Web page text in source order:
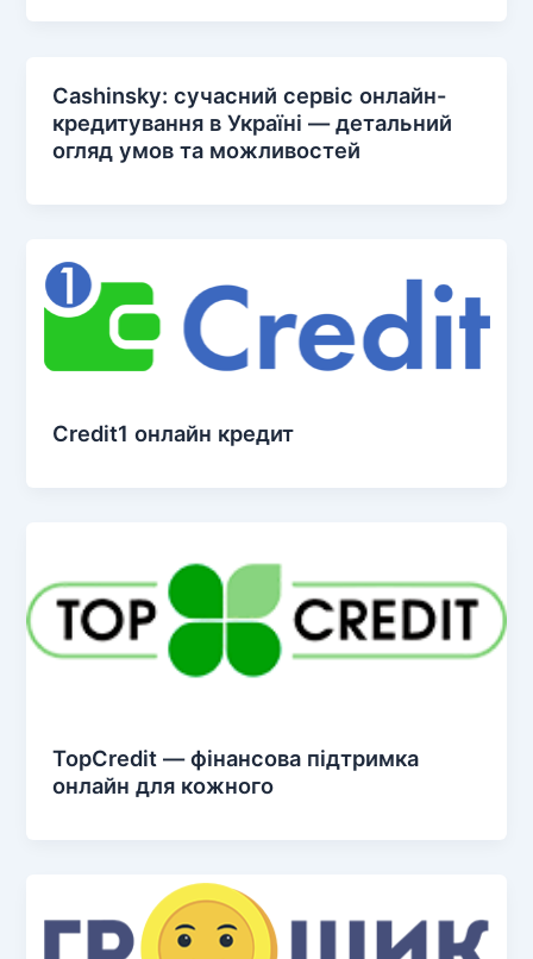
Cashinsky: сучасний сервіс онлайн-
кредитування в Україні — детальний
огляд умов та можливостей
Credit1 онлайн кредит
TopCredit — фінансова підтримка
онлайн для кожного